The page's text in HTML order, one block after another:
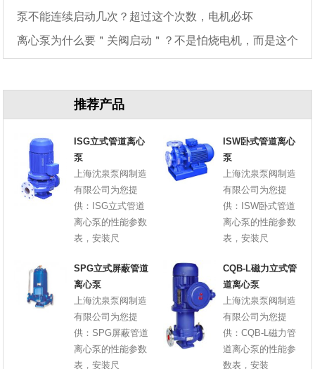
泵不能连续启动几次？超过这个次数，电机必坏
离心泵为什么要＂关阀启动＂？不是怕烧电机，而是这个
推荐产品
ISG立式管道离心
泵
上海沈泉泵阀制造
有限公司为您提
供：ISG立式管道
离心泵的性能参数
表，安装尺
ISW卧式管道离心
泵
上海沈泉泵阀制造
有限公司为您提
供：ISW卧式管道
离心泵的性能参数
表，安装尺
SPG立式屏蔽管道
离心泵
上海沈泉泵阀制造
有限公司为您提
供：SPG屏蔽管道
离心泵的性能参数
表，安装尺
CQB-L磁力立式管
道离心泵
上海沈泉泵阀制造
有限公司为您提
供：CQB-L磁力管
道离心泵的性能参
数表，安装